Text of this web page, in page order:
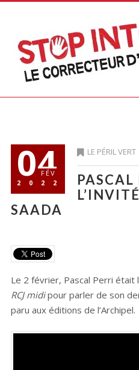
04
FÉV
2022
LE PÉRIL VERT
PASCAL
SAADA
Le 2 février, Pascal Perri était
RCJ midipour parler de son
paru aux éditions de l’Archipel.